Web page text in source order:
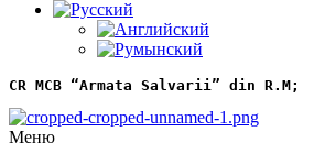
CR MCB “Armata Salvarii” din R.M;
Меню